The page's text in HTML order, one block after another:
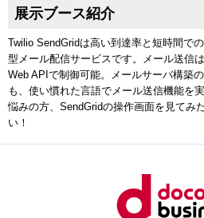
展示ブース紹介
Twilio SendGridは高い到達率と短時間で
型メール配信サービスです。メール送信
Web APIで制御可能。メールサーバ構築
も、使い慣れた言語でメール送信機能を
悩みの方、SendGridの操作画面を見てみ
い！